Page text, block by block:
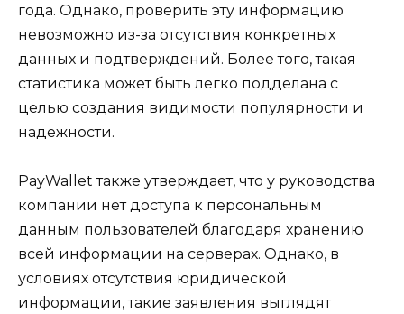
года. Однако, проверить эту информацию
невозможно из-за отсутствия конкретных
данных и подтверждений. Более того, такая
статистика может быть легко подделана с
целью создания видимости популярности и
надежности.
PayWallet также утверждает, что у руководства
компании нет доступа к персональным
данным пользователей благодаря хранению
всей информации на серверах. Однако, в
условиях отсутствия юридической
информации, такие заявления выглядят